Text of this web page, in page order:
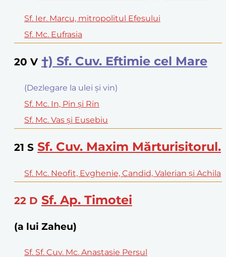
Sf. Ier. Marcu, mitropolitul Efesului
Sf. Mc. Eufrasia
20 V †) Sf. Cuv. Eftimie cel Mare
(Dezlegare la ulei şi vin)
Sf. Mc. In, Pin şi Rin
Sf. Mc. Vas şi Eusebiu
21 S Sf. Cuv. Maxim Mărturisitorul.
Sf. Mc. Neofit, Evghenie, Candid, Valerian şi Achila
22 D Sf. Ap. Timotei
(a lui Zaheu)
Sf. Sf. Cuv. Mc. Anastasie Persul